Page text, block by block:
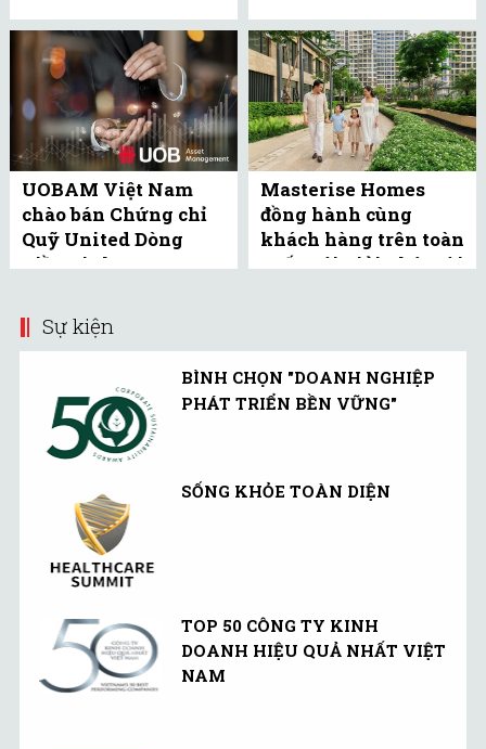
UOBAM Việt Nam
chào bán Chứng chỉ
Quỹ United Dòng
Tiền Linh Hoạt
Masterise Homes
đồng hành cùng
khách hàng trên toàn
quốc với giải pháp tài
Sự kiện
BÌNH CHỌN "DOANH NGHIỆP
PHÁT TRIỂN BỀN VỮNG"
SỐNG KHỎE TOÀN DIỆN
TOP 50 CÔNG TY KINH
DOANH HIỆU QUẢ NHẤT VIỆT
NAM